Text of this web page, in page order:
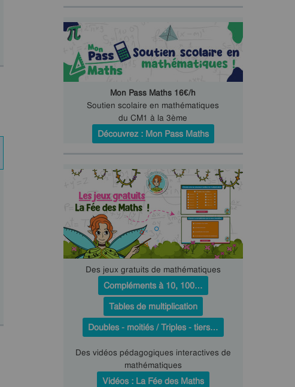
Mon Pass Maths 16€/h
Soutien scolaire en mathématiques
du CM1 à la 3ème
Découvrez : Mon Pass Maths
Des jeux gratuits de mathématiques
Compléments à 10, 100…
Tables de multiplication
Doubles - moitiés / Triples - tiers…
Des vidéos pédagogiques interactives de
mathématiques
Vidéos : La Fée des Maths